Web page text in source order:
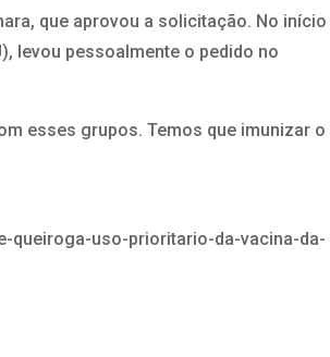
que aprovou a solicitação. No início
levou pessoalmente o pedido no
esses grupos. Temos que imunizar o
queiroga-uso-prioritario-da-vacina-da-